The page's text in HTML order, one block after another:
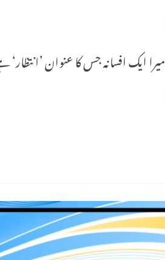
محمد علیم اسماعیلرابطہ: 8275047415 میرا ایک افسانہ جس